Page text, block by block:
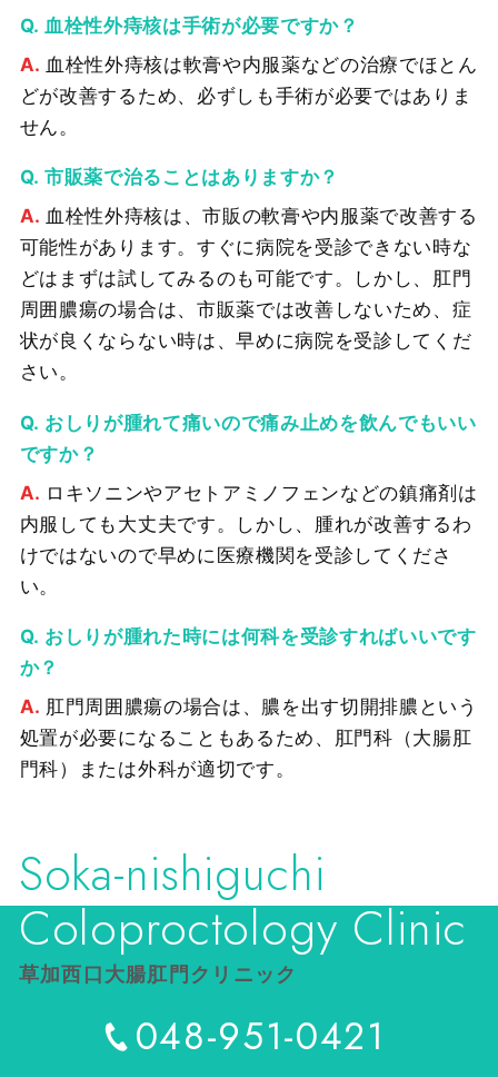
血栓性外痔核は手術が必要ですか？
血栓性外痔核は軟膏や内服薬などの治療でほとん
どが改善するため、必ずしも手術が必要ではありま
せん。
市販薬で治ることはありますか？
血栓性外痔核は、市販の軟膏や内服薬で改善する
可能性があります。すぐに病院を受診できない時な
どはまずは試してみるのも可能です。しかし、肛門
周囲膿瘍の場合は、市販薬では改善しないため、症
状が良くならない時は、早めに病院を受診してくだ
さい。
おしりが腫れて痛いので痛み止めを飲んでもいい
ですか？
ロキソニンやアセトアミノフェンなどの鎮痛剤は
内服しても大丈夫です。しかし、腫れが改善するわ
けではないので早めに医療機関を受診してくださ
い。
おしりが腫れた時には何科を受診すればいいです
か？
肛門周囲膿瘍の場合は、膿を出す切開排膿という
処置が必要になることもあるため、肛門科（大腸肛
門科）または外科が適切です。
Soka-nishiguchi
Coloproctology Clinic
草加西口大腸肛門クリニック
048-951-0421